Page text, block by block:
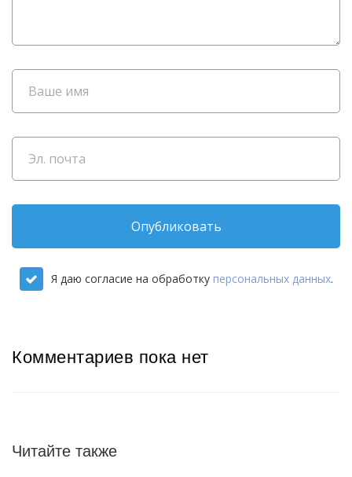
Опубликовать
Я даю согласие на обработку персональных данных.
Комментариев пока нет
Читайте также